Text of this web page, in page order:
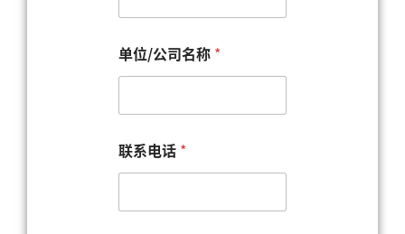
联
系
话
的
称
呼
单位/公司名称 *
联系电话 *